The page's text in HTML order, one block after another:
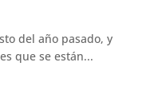
del año pasado, y
que se están...